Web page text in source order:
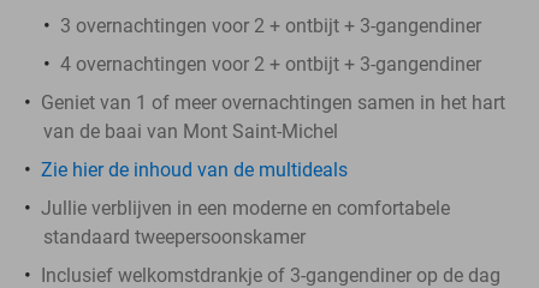
3 overnachtingen voor 2 + ontbijt + 3-gangendiner
4 overnachtingen voor 2 + ontbijt + 3-gangendiner
Geniet van 1 of meer overnachtingen samen in het hart
van de baai van Mont Saint-Michel
Zie hier de inhoud van de multideals
Jullie verblijven in een moderne en comfortabele
standaard tweepersoonskamer
Inclusief welkomstdrankje of 3-gangendiner op de dag